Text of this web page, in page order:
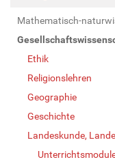
Mathematisch-
Ethik
Religionslehren
Geographie
Geschichte
Landeskunde,